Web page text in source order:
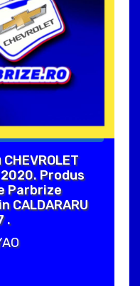
2020. Produs
Parbrize
CALDARARU
.